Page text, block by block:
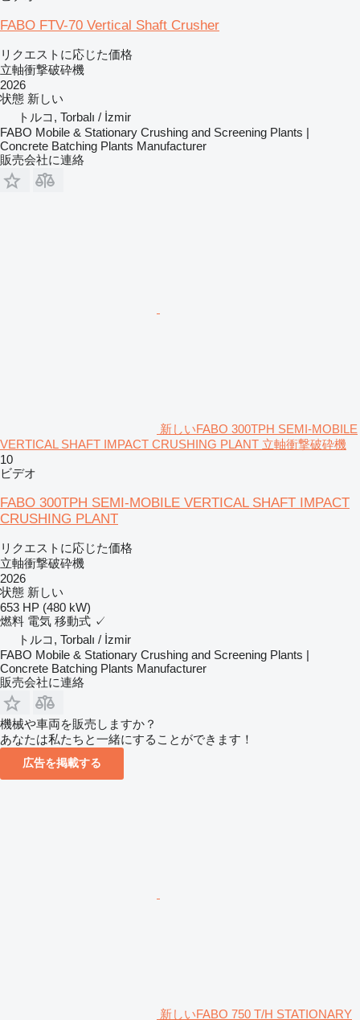
FABO FTV-70 Vertical Shaft Crusher
リクエストに応じた価格
立軸衝撃破砕機
2026
状態 新しい
トルコ, Torbalı / İzmir
FABO Mobile & Stationary Crushing and Screening Plants |
Concrete Batching Plants Manufacturer
販売会社に連絡
新しいFABO 300TPH SEMI-MOBILE
VERTICAL SHAFT IMPACT CRUSHING PLANT 立軸衝撃破砕機
10
ビデオ
FABO 300TPH SEMI-MOBILE VERTICAL SHAFT IMPACT
CRUSHING PLANT
リクエストに応じた価格
立軸衝撃破砕機
2026
状態 新しい
653 HP (480 kW)
燃料 電気 移動式 ✓
トルコ, Torbalı / İzmir
FABO Mobile & Stationary Crushing and Screening Plants |
Concrete Batching Plants Manufacturer
販売会社に連絡
機械や車両を販売しますか？
あなたは私たちと一緒にすることができます！
広告を掲載する
新しいFABO 750 T/H STATIONARY